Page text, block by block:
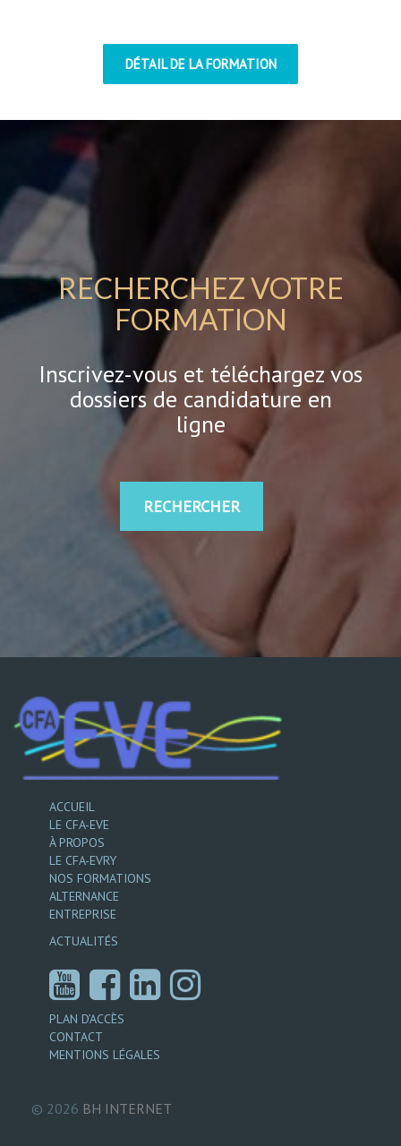
DÉTAIL DE LA FORMATION
RECHERCHEZ VOTRE
FORMATION
Inscrivez-vous et téléchargez vos
dossiers de candidature en
ligne
RECHERCHER
ACCUEIL
LE CFA-EVE
À PROPOS
LE CFA-EVRY
NOS FORMATIONS
ALTERNANCE
ENTREPRISE
ACTUALITÉS
PLAN D’ACCÈS
CONTACT
MENTIONS LÉGALES
© 2026 BH INTERNET